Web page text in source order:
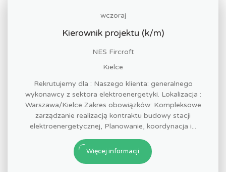
wczoraj
Kierownik projektu (k/m)
NES Fircroft
Kielce
Rekrutujemy dla : Naszego klienta: generalnego
wykonawcy z sektora elektroenergetyki. Lokalizacja :
Warszawa/Kielce Zakres obowiązków: Kompleksowe
zarządzanie realizacją kontraktu budowy stacji
elektroenergetycznej, Planowanie, koordynacja i...
Więcej informacji